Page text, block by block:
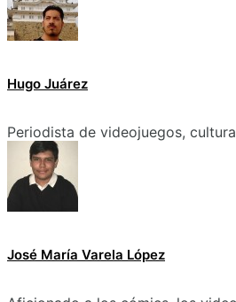
Hugo Juárez
Periodista de videojuegos,
José María Varela López